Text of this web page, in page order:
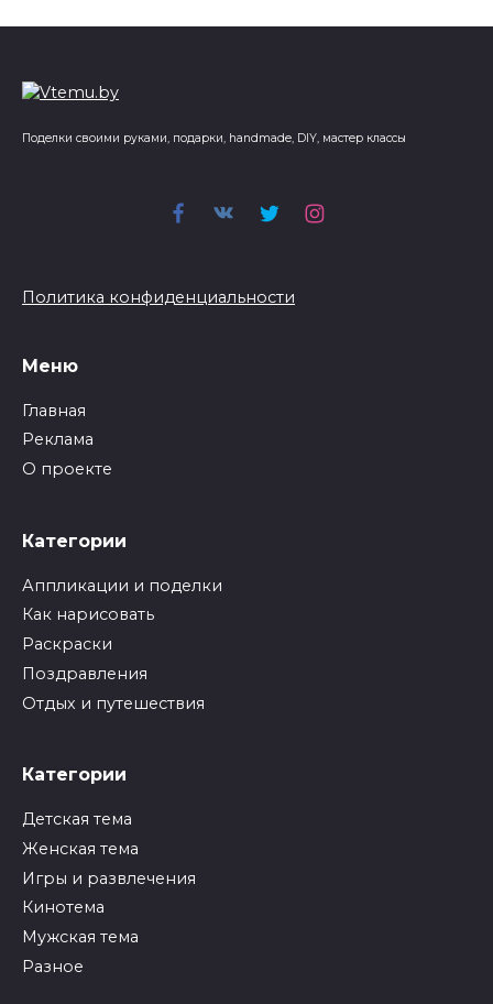
Поделки своими руками, подарки, handmade, DIY, мастер классы
Политика конфиденциальности
Меню
Главная
Реклама
О проекте
Категории
Аппликации и поделки
Как нарисовать
Раскраски
Поздравления
Отдых и путешествия
Категории
Детская тема
Женская тема
Игры и развлечения
Кинотема
Мужская тема
Разное